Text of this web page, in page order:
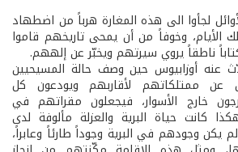
لجأوا الى هذه المغارة هرباً من اضطهاد
الأيام، وخوفاً من أن يمحى تاريخهم قاموا
ناطقاً يروي سيرتهم ويخبّر عن إلههم.
عنه أوزابيوس حين وصف حالة المسيحيين
عن ممتلكاتهم لأقاربهم ويودعون كل
خارج الأسوار، فيجعلون مقراتهم في
كانت حياة البرية والعزلة مألوفة لدى
لم يكن وجودهم في البرية وجوداً طارئاً وعابراً،